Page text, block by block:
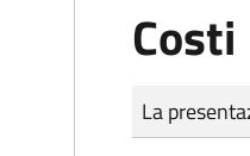
Costi
Tipo di
Importo
La